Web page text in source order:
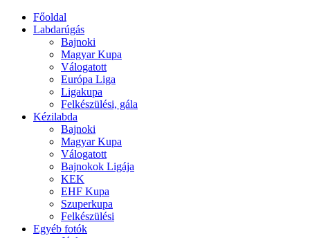
Főoldal
Labdarúgás
Bajnoki
Magyar Kupa
Válogatott
Európa Liga
Ligakupa
Felkészülési, gála
Kézilabda
Bajnoki
Magyar Kupa
Válogatott
Bajnokok Ligája
KEK
EHF Kupa
Szuperkupa
Felkészülési
Egyéb fotók